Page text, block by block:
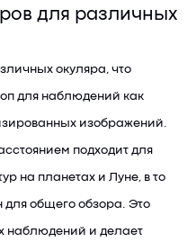
для различных
окуляра, что
для наблюдений как
изображений.
подходит для
на планетах и Луне, в то
для общего обзора. Это
наблюдений и делает